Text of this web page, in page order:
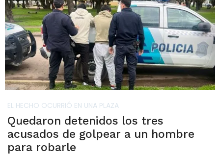
EL HECHO OCURRIÓ EN UNA PLAZA
Quedaron detenidos los tres
acusados de golpear a un hombre
para robarle